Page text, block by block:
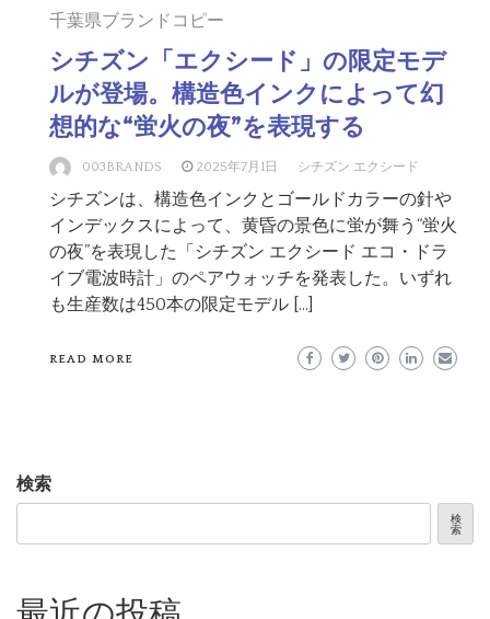
千葉県ブランドコピー
シチズン「エクシード」の限定モデ
ルが登場。構造色インクによって幻
想的な“蛍火の夜”を表現する
003BRANDS 2025年7月1日 シチズン エクシード
シチズンは、構造色インクとゴールドカラーの針や
インデックスによって、黄昏の景色に蛍が舞う“蛍火
の夜”を表現した「シチズン エクシード エコ・ドラ
イブ電波時計」のペアウォッチを発表した。いずれ
も生産数は450本の限定モデル […]
READ MORE
検索
検
索